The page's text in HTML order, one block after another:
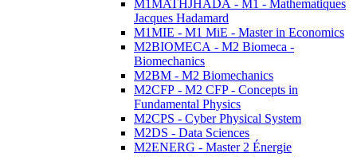
M1MATHJHADA - M1 - Mathematiques
Jacques Hadamard
M1MIE - M1 MiE - Master in Economics
M2BIOMECA - M2 Biomeca -
Biomechanics
M2BM - M2 Biomechanics
M2CFP - M2 CFP - Concepts in
Fundamental Physics
M2CPS - Cyber Physical System
M2DS - Data Sciences
M2ENERG - Master 2 Énergie